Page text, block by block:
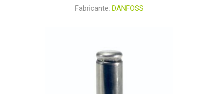
Fabricante: DANFOSS